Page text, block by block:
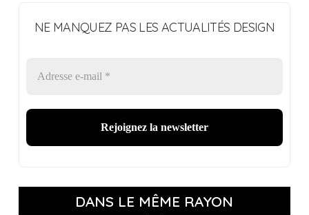
NE MANQUEZ PAS LES ACTUALITÉS DESIGN
DANS LE MÊME RAYON